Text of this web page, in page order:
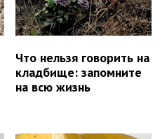
Что нельзя говорить на
кладбище: запомните
на всю жизнь